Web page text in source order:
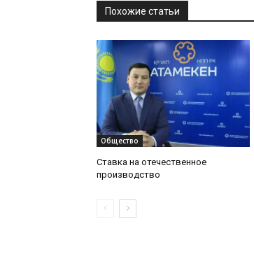
Похожие статьи
Общество
Ставка на отечественное
производство